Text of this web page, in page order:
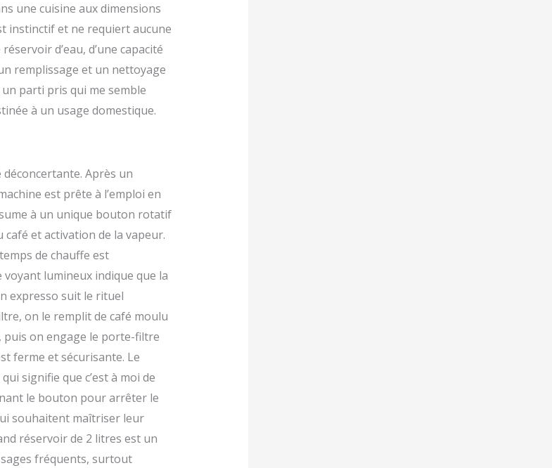
une cuisine aux dimensions
instinctif et ne requiert aucune
d’eau, d’une capacité
remplissage et un nettoyage
un parti pris qui me semble
à un usage domestique.
déconcertante. Après un
est prête à l’emploi en
à un unique bouton rotatif
et activation de la vapeur.
de chauffe est
lumineux indique que la
expresso suit le rituel
on le remplit de café moulu
puis on engage le porte-filtre
ferme et sécurisante. Le
signifie que c’est à moi de
le bouton pour arrêter le
souhaitent maîtriser leur
réservoir de 2 litres est un
fréquents, surtout